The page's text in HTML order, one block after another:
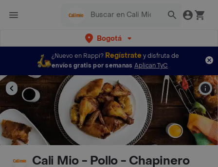
Bogotá
¿Nuevo en Rappi? Regístratey disfruta de
envíos gratis por semanas Aplican TyC
Cali Mio - Pollo - Chapinero